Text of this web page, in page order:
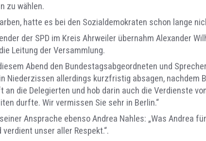
zu wählen.
hatte es bei den Sozialdemokraten schon lange
der SPD im Kreis Ahrweiler übernahm Alexander
Leitung der Versammlung.
Abend den Bundestagsabgeordneten und
Niederzissen allerdings kurzfristig absagen, nachdem
die Delegierten und hob darin auch die Verdienste
durfte. Wir vermissen Sie sehr in Berlin.“
Ansprache ebenso Andrea Nahles: „Was Andrea
unser aller Respekt.“.